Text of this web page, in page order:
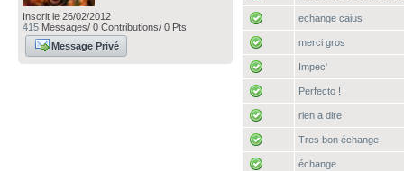
Inscrit le 26/02/2012
415 Messages/ 0 Contributions/ 0 Pts
Message Privé
echange caius
merci gros
Impec'
Perfecto !
rien a dire
Tres bon échange
échange